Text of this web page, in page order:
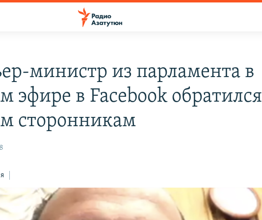
министр из парламента в
эфире в Facebook обратился
сторонникам